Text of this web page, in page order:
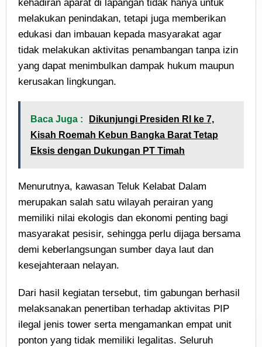
kehadiran aparat di lapangan tidak hanya untuk
melakukan penindakan, tetapi juga memberikan
edukasi dan imbauan kepada masyarakat agar
tidak melakukan aktivitas penambangan tanpa izin
yang dapat menimbulkan dampak hukum maupun
kerusakan lingkungan.
Baca Juga :
Dikunjungi Presiden RI ke 7,
Kisah Roemah Kebun Bangka Barat Tetap
Eksis dengan Dukungan PT Timah
Menurutnya, kawasan Teluk Kelabat Dalam
merupakan salah satu wilayah perairan yang
memiliki nilai ekologis dan ekonomi penting bagi
masyarakat pesisir, sehingga perlu dijaga bersama
demi keberlangsungan sumber daya laut dan
kesejahteraan nelayan.
Dari hasil kegiatan tersebut, tim gabungan berhasil
melaksanakan penertiban terhadap aktivitas PIP
ilegal jenis tower serta mengamankan empat unit
ponton yang tidak memiliki legalitas. Seluruh